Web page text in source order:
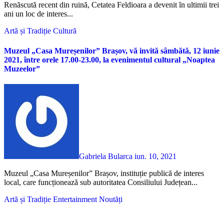
Renăscută recent din ruină, Cetatea Feldioara a devenit ȋn ultimii trei
ani un loc de interes...
Artă și Tradiție Cultură
Muzeul „Casa Mureșenilor” Brașov, vă invită sâmbătă, 12 iunie
2021, între orele 17.00-23.00, la evenimentul cultural „Noaptea
Muzeelor”
Gabriela Bularca iun. 10, 2021
Muzeul „Casa Mureșenilor” Brașov, instituție publică de interes
local, care funcționează sub autoritatea Consiliului Județean...
Artă și Tradiție Entertainment Noutăți